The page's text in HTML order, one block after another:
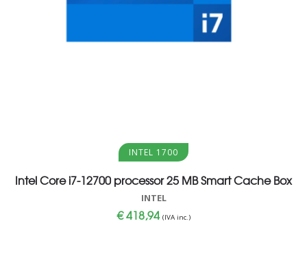
Aggiungi al carrello
INTEL 1700
Intel Core i7-12700 processor 25 MB Smart Cache Box
INTEL
€418,94 (IVA inc.)